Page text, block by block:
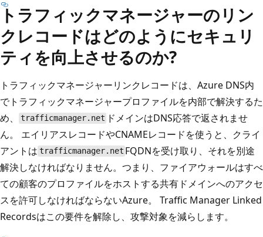
トラフィックマネージャーのリン
クレコードはどのようにセキュリ
ティを向上させるのか?
トラフィックマネージャーリンクレコードは、Azure DNS内
でトラフィックマネージャープロファイルを内部で解決するた
め、
trafficmanager.net ドメインはDNS応答で返されませ
ん。 エイリアスレコードやCNAMEレコードを使うと、クライ
アントは trafficmanager.net FQDNを受け取り、それを別途
解決しなければなりません。つまり、ファイアウォールはすべ
ての顧客のプロファイルをホストする共有ドメインへのアクセ
スを許可しなければならないAzure。 Traffic Manager Linked
Recordsはこの要件を解除し、攻撃対象を減らします。